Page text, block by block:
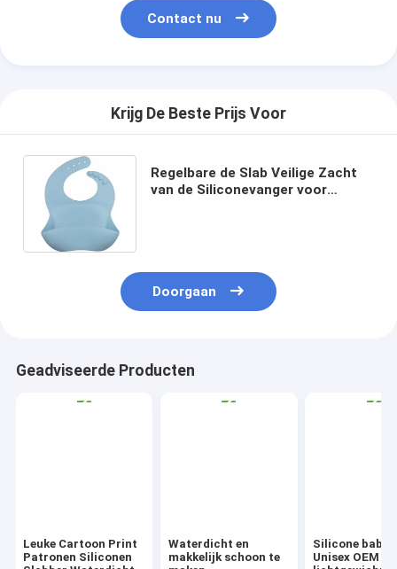
Contact nu
Krijg De Beste Prijs Voor
Regelbare de Slab Veilige Zacht
van de Siliconevanger voor
Doorgaan
Geadviseerde Producten
Leuke Cartoon Print
Patronen Siliconen
Waterdicht en
makkelijk schoon te
Silicone
Unisex OEM